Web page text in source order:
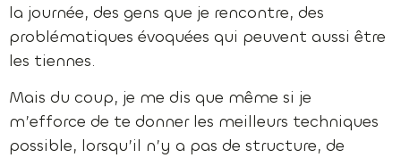
la journée, des gens que je rencontre, des
problématiques évoquées qui peuvent aussi être
les tiennes.
Mais du coup, je me dis que même si je
m’efforce de te donner les meilleurs techniques
possible, lorsqu’il n’y a pas de structure, de